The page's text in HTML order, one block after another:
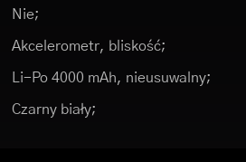
Nie;
Akcelerometr, bliskość;
Li-Po 4000 mAh, nieusuwalny;
Czarny biały;